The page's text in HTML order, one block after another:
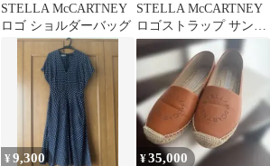
STELLA McCARTNEY
ロゴ ショルダーバッグ
STELLA McCARTNEY
ロゴストラップ サンダ
ル
¥9,300 ¥35,000